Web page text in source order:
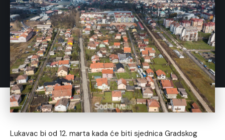
Lukavac bi od 12. marta kada će biti sjednica Gradskog